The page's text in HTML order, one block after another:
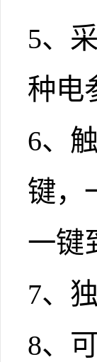
5、
种电
6、
键，
一键
7、
8、